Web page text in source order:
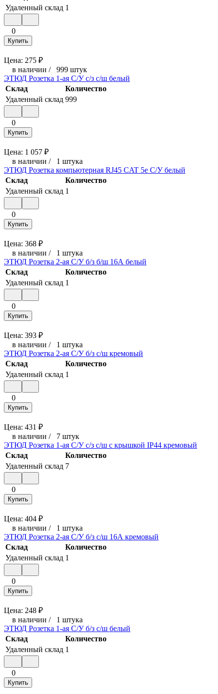
Удаленный склад 1
0
Купить
Цена: 275 ₽
в наличии / 999 штук
ЭТЮД Розетка 1-ая С/У c/з с/ш белый
Склад
Количество
Удаленный склад 999
0
Купить
Цена: 1 057 ₽
в наличии / 1 штука
ЭТЮД Розетка компьютерная RJ45 CAT 5е С/У белый
Склад
Количество
Удаленный склад 1
0
Купить
Цена: 368 ₽
в наличии / 1 штука
ЭТЮД Розетка 2-ая С/У б/з б/ш 16А белый
Склад
Количество
Удаленный склад 1
0
Купить
Цена: 393 ₽
в наличии / 1 штука
ЭТЮД Розетка 2-ая С/У б/з с/ш кремовый
Склад
Количество
Удаленный склад 1
0
Купить
Цена: 431 ₽
в наличии / 7 штук
ЭТЮД Розетка 1-ая С/У с/з с/ш с крышкой IP44 кремовый
Склад
Количество
Удаленный склад 7
0
Купить
Цена: 404 ₽
в наличии / 1 штука
ЭТЮД Розетка 2-ая С/У б/з с/ш 16А кремовый
Склад
Количество
Удаленный склад 1
0
Купить
Цена: 248 ₽
в наличии / 1 штука
ЭТЮД Розетка 1-ая С/У б/з с/ш белый
Склад
Количество
Удаленный склад 1
0
Купить